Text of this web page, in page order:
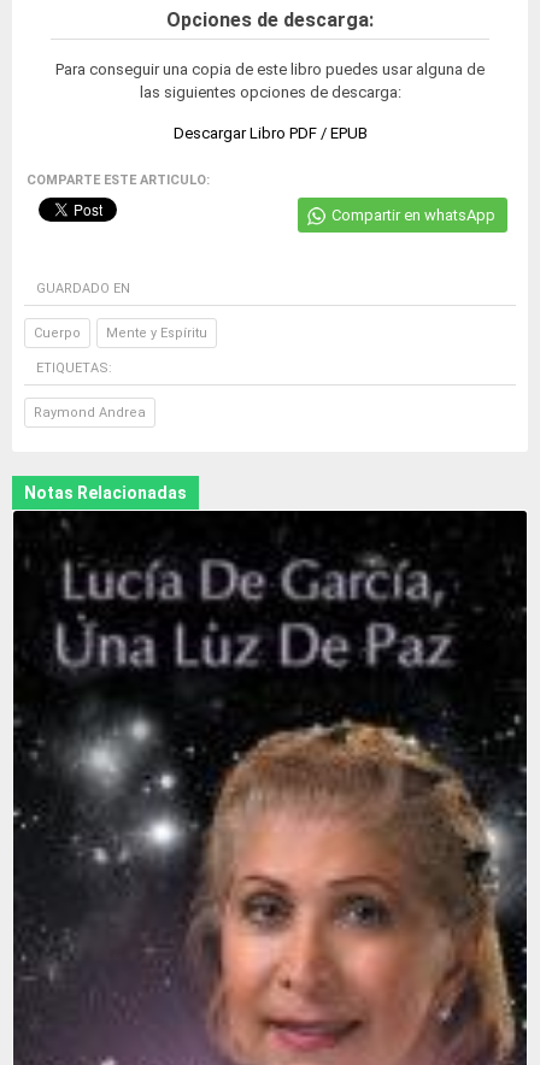
Opciones de descarga:
Para conseguir una copia de este libro puedes usar alguna de
las siguientes opciones de descarga:
Descargar Libro PDF / EPUB
COMPARTE ESTE ARTICULO:
Compartir en whatsApp
GUARDADO EN
Cuerpo Mente y Espíritu
ETIQUETAS:
Raymond Andrea
Notas Relacionadas